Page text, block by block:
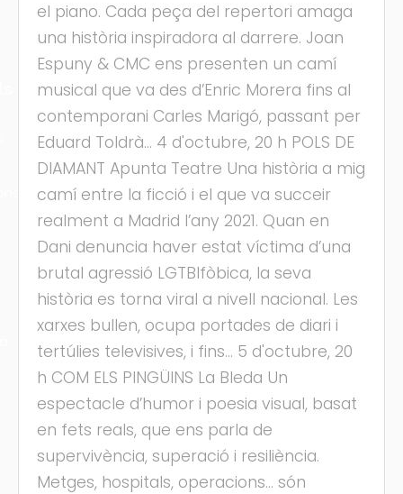
el piano. Cada peça del repertori amaga
una història inspiradora al darrere. Joan
Espuny & CMC ens presenten un camí
musical que va des d’Enric Morera fins al
contemporani Carles Marigó, passant per
Eduard Toldrà... 4 d'octubre, 20 h POLS DE
DIAMANT Apunta Teatre Una història a mig
camí entre la ficció i el que va succeir
realment a Madrid l’any 2021. Quan en
Dani denuncia haver estat víctima d’una
brutal agressió LGTBIfòbica, la seva
història es torna viral a nivell nacional. Les
xarxes bullen, ocupa portades de diari i
tertúlies televisives, i fins... 5 d'octubre, 20
h COM ELS PINGÜINS La Bleda Un
espectacle d’humor i poesia visual, basat
en fets reals, que ens parla de
supervivència, superació i resiliència.
Metges, hospitals, operacions... són